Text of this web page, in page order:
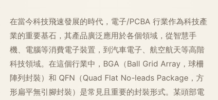
在當今科技飛速發展的時代，電子/PCBA 行業作為科技產
業的重要基石，其產品廣泛應用於各個領域，從智慧手
機、電腦等消費電子裝置，到汽車電子、航空航天等高階
科技領域。在這個行業中，BGA（Ball Grid Array，球柵
陣列封裝）和 QFN（Quad Flat No-leads Package，方
形扁平無引腳封裝）是常見且重要的封裝形式。某頭部電